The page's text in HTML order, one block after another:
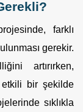
farklı
gerekir.
artırırken,
etkili bir şekilde
sıklıkla